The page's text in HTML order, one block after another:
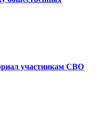
участникам СВО